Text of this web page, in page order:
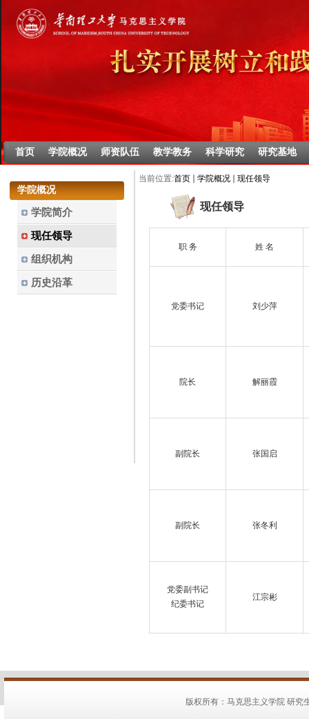
首页 学院概况 师资队伍 教学教务 科学研究 研究基地
学院概况
学院简介
现任领导
组织机构
历史沿革
当前位置:首页 学院概况 现任领导
现任领导
职 务 姓 名
党委书记 刘少萍
院长 解丽霞
副院长 张国启
副院长 张冬利
党委副书记
纪委书记
江宗彬
版权所有：马克思主义学院 研究